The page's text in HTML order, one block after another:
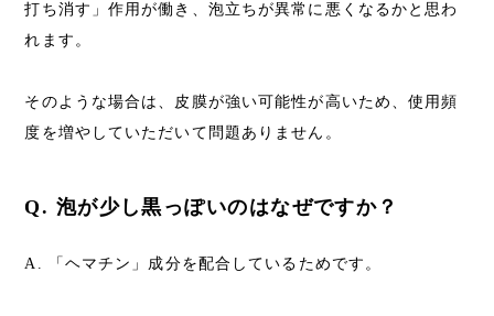
打ち消す」作用が働き、泡立ちが異常に悪くなるかと思わ
れます。
そのような場合は、皮膜が強い可能性が高いため、使用頻
度を増やしていただいて問題ありません。
Q. 泡が少し黒っぽいのはなぜですか？
A. 「ヘマチン」成分を配合しているためです。